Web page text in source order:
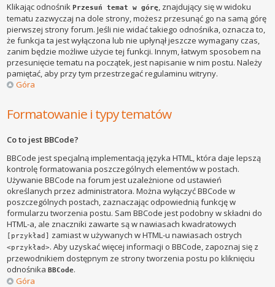
Klikając odnośnikPrzesuń temat w górę, znajdujący się w widoku
tematu zazwyczaj na dole strony, możesz przesunąć go na samą górę
pierwszej strony forum. Jeśli nie widać takiego odnośnika, oznacza to,
że funkcja ta jest wyłączona lub nie upłynął jeszcze wymagany czas,
zanim będzie możliwe użycie tej funkcji. Innym, łatwym sposobem na
przesunięcie tematu na początek, jest napisanie w nim postu. Należy
pamiętać, aby przy tym przestrzegać regulaminu witryny.
Góra
Formatowanie i typy tematów
Co to jest BBCode?
BBCode jest specjalną implementacją języka HTML, która daje lepszą
kontrolę formatowania poszczególnych elementów w postach.
Używanie BBCode na forum jest uzależnione od ustawień
określanych przez administratora. Można wyłączyć BBCode w
poszczególnych postach, zaznaczając odpowiednią funkcję w
formularzu tworzenia postu. Sam BBCode jest podobny w składni do
HTML-a, ale znaczniki zawarte są w nawiasach kwadratowych
[przykład] zamiast w używanych w HTML-u nawiasach ostrych
<przykład>. Aby uzyskać więcej informacji o BBCode, zapoznaj się z
przewodnikiem dostępnym ze strony tworzenia postu po kliknięciu
odnośnikaBBCode.
Góra